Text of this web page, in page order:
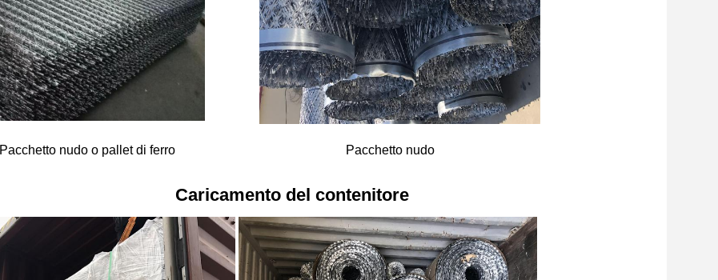
Pacchetto nudo o pallet di ferro Pacchetto nudo
Caricamento del contenitore